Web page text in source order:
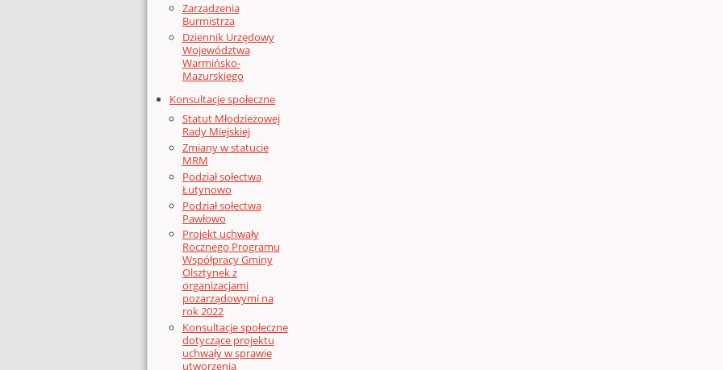
Zarządzenia
Burmistrza
Dziennik Urzędowy
Województwa
Warmińsko-
Mazurskiego
Konsultacje społeczne
Statut Młodzieżowej
Rady Miejskiej
Zmiany w statucie
MRM
Podział sołectwa
Łutynowo
Podział sołectwa
Pawłowo
Projekt uchwały
Rocznego Programu
Współpracy Gminy
Olsztynek z
organizacjami
pozarządowymi na
rok 2022
Konsultacje społeczne
dotyczące projektu
uchwały w sprawie
utworzenia